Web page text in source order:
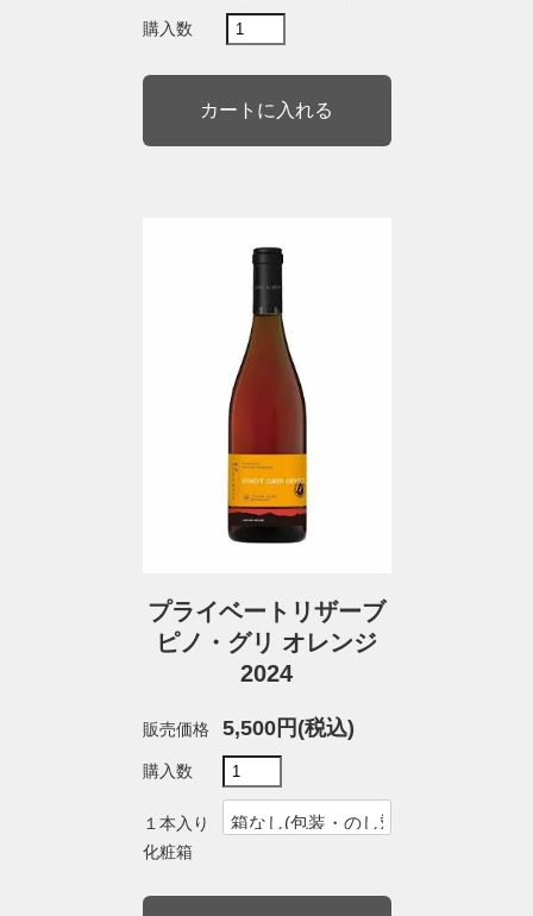
購入数
プライベートリザーブ
ピノ・グリ オレンジ
2024
販売価格 5,500円(税込)
購入数
１本入り
化粧箱